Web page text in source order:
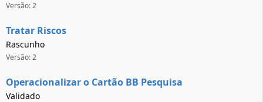
Versão: 2
Tratar Riscos
Rascunho
Versão: 2
Operacionalizar o Cartão BB Pesquisa
Validado